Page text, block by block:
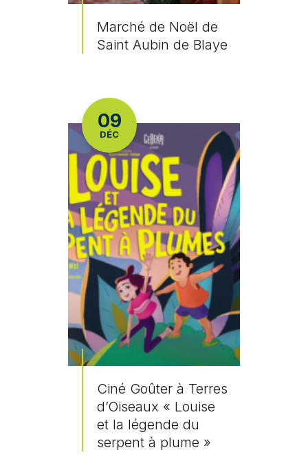
Marché de Noël de
Saint Aubin de Blaye
LE
09
DÉC
Ciné Goûter à Terres
d’Oiseaux « Louise
et la légende du
serpent à plume »